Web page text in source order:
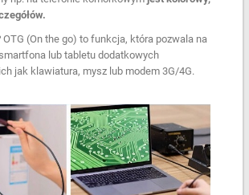
OTG (On the go) to funkcja, która pozwala na
lub tabletu dodatkowych
jak klawiatura, mysz lub modem 3G/4G.